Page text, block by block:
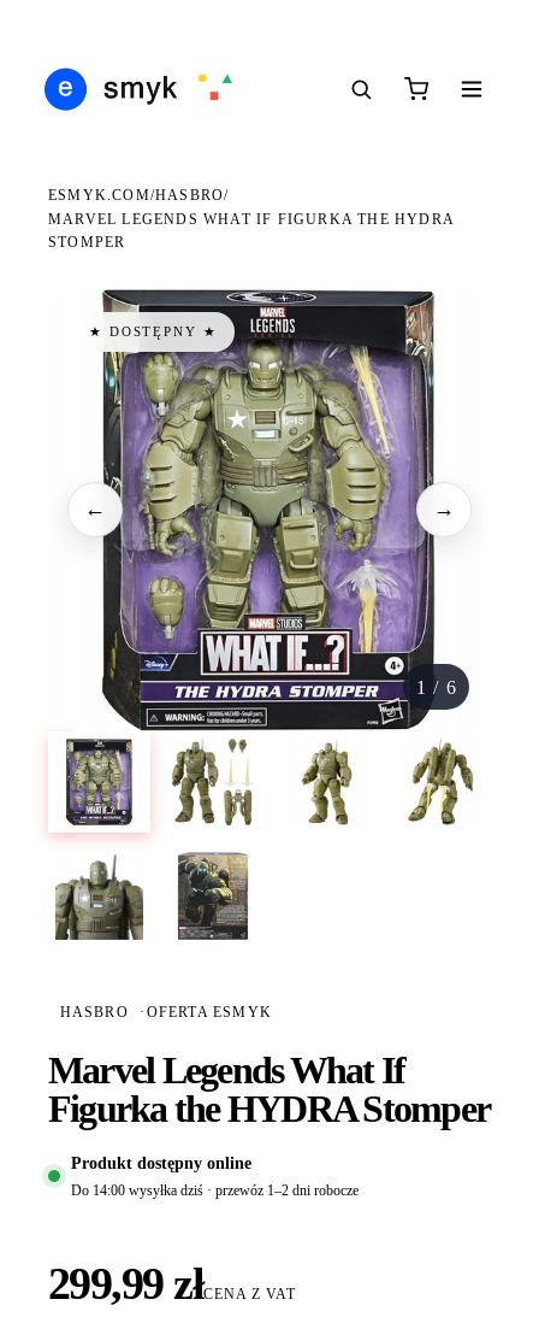
ESMYK.COM/HASBRO/
MARVEL LEGENDS WHAT IF FIGURKA THE HYDRA
STOMPER
★ DOSTĘPNY ★
← →
1 / 6
HASBRO · OFERTA ESMYK
Marvel Legends What If
Figurka the HYDRA Stomper
Produkt dostępny online
Do 14:00 wysyłka dziś · przewóz 1–2 dni robocze
299,99 złCENA Z VAT